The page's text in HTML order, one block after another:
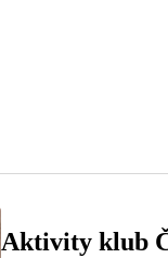
Aktivity klub